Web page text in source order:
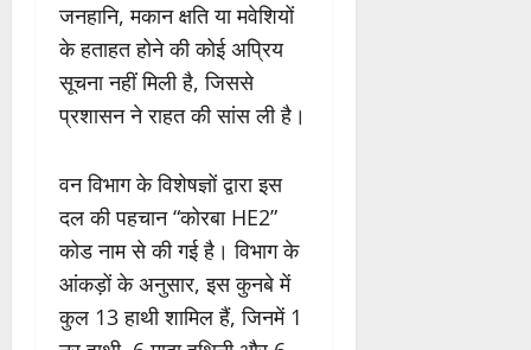
जनहानि, मकान क्षति या मवेशियों
के हताहत होने की कोई अप्रिय
सूचना नहीं मिली है, जिससे
प्रशासन ने राहत की सांस ली है।
वन विभाग के विशेषज्ञों द्वारा इस
दल की पहचान “कोरबा HE2”
कोड नाम से की गई है। विभाग के
आंकड़ों के अनुसार, इस कुनबे में
कुल 13 हाथी शामिल हैं, जिनमें 1